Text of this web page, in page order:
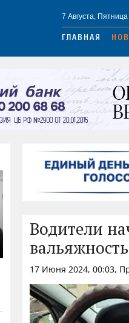
7 Августа, Пятница
ГЛАВНАЯ
Водители
17 Июня 2024, 00:03,